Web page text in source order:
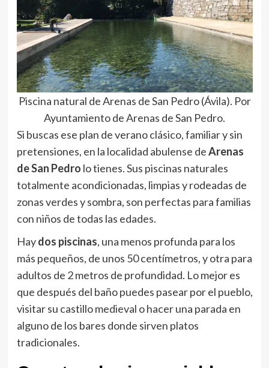
Piscina natural de Arenas de San Pedro (Ávila). Por
Ayuntamiento de Arenas de San Pedro.
Si buscas ese plan de verano clásico, familiar y sin
pretensiones, en la localidad abulense deArenas
de San Pedro lo tienes. Sus piscinas naturales
totalmente acondicionadas, limpias y rodeadas de
zonas verdes y sombra, son perfectas para familias
con niños de todas las edades.
Haydos piscinas, una menos profunda para los
más pequeños, de unos 50 centímetros, y otra para
adultos de 2 metros de profundidad. Lo mejor es
que después del baño puedes pasear por el pueblo,
visitar su castillo medieval o hacer una parada en
alguno de los bares donde sirven platos
tradicionales.